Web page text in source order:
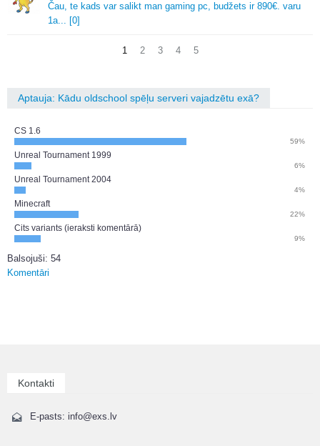
Čau, te kads var salikt man gaming pc, budžets ir 890€. varu
1a... [0]
1 2 3 4 5
Aptauja: Kādu oldschool spēļu serveri vajadzētu exā?
CS 1.6
59%
Unreal Tournament 1999
6%
Unreal Tournament 2004
4%
Minecraft
22%
Cits variants (ieraksti komentārā)
9%
Balsojuši: 54
Komentāri
Kontakti
E-pasts: info@exs.lv